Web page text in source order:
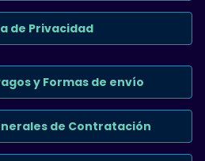
de Privacidad
y Formas de envío
de Contratación